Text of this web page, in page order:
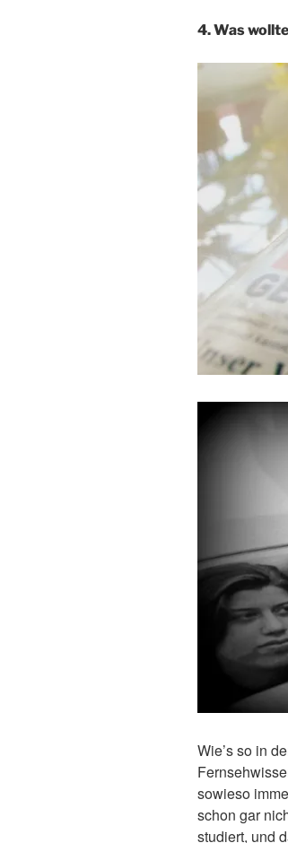
4. Was
Wie’s so in
sowieso
schon gar
studiert, und